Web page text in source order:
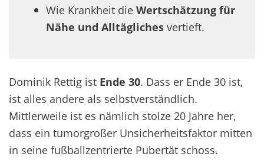
Wie Krankheit die Wertschätzung für
Nähe und Alltägliches vertieft.
Dominik Rettig ist Ende 30. Dass er Ende 30 ist,
ist alles andere als selbstverständlich.
Mittlerweile ist es nämlich stolze 20 Jahre her,
dass ein tumorgroßer Unsicherheitsfaktor mitten
in seine fußballzentrierte Pubertät schoss.